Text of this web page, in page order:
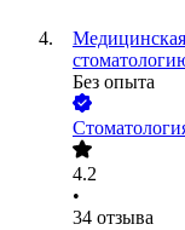
Без опыта
4.2
•
34 отзыва